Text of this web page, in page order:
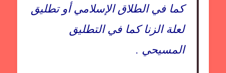
كما في الطلاق الإسلامي أو تطليق
لعلة الزنا كما في التطليق
المسيحي .